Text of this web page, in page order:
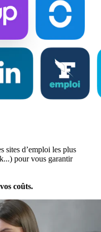
sites d’emploi les plus
pour vous garantir
coûts.